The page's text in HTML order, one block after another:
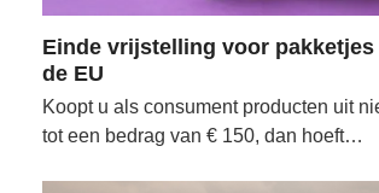
Einde vrijstelling voor pakketjes
de EU
Koopt u als consument producten uit
tot een bedrag van € 150, dan hoeft…